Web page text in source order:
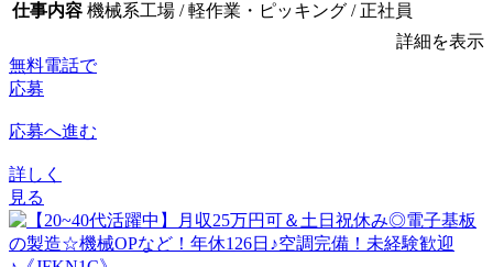
仕事内容 機械系工場 / 軽作業・ピッキング / 正社員
詳細を表示
無料電話で
応募
応募へ進む
詳しく
見る